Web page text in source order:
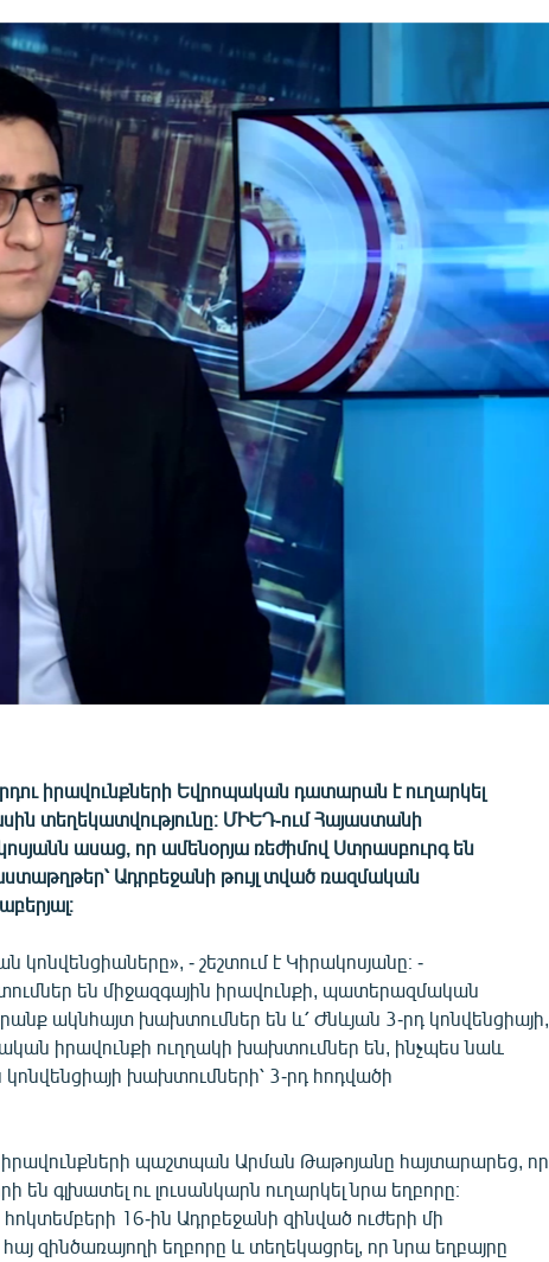
իրավունքների Եվրոպական դատարան է ուղարկել
տեղեկատվությունը։ ՄԻԵԴ-ում Հայաստանի
ասաց, որ ամենօրյա ռեժիմով Ստրասբուրգ են
Ադրբեջանի թույլ տված ռազմական
կոնվենցիաները», - շեշտում է Կիրակոսյանը։ -
են միջազգային իրավունքի, պատերազմական
ակնհայտ խախտումներ են և՛ Ժնևյան 3-րդ կոնվենցիայի,
իրավունքի ուղղակի խախտումներ են, ինչպես նաև
խախտումների՝ 3-րդ հոդվածի
պաշտպան Արման Թաթոյանը հայտարարեց, որ
են գլխատել ու լուսանկարն ուղարկել նրա եղբորը։
հոկտեմբերի 16-ին Ադրբեջանի զինված ուժերի մի
զինծառայողի եղբորը և տեղեկացրել, որ նրա եղբայրը